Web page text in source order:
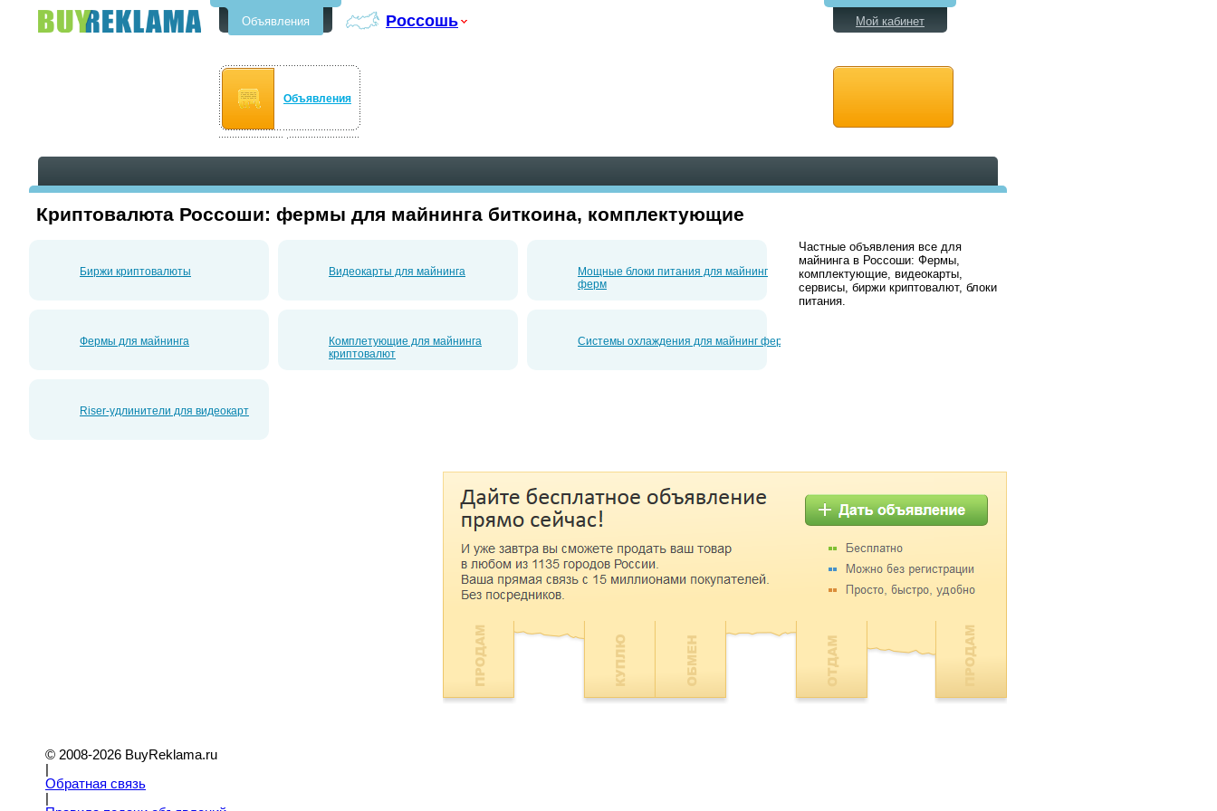
Объявления Россошь
Объявления
Мой кабинет
Криптовалюта Россоши: фермы для майнинга биткоина, комплектующие
Биржи криптовалюты Видеокарты для майнинга
Мощные блоки питания для майнинг
ферм
Фермы для майнинга
Комплетующие для майнинга
криптовалют
Системы охлаждения для майнинг ферм
Riser-удлинители для видеокарт
Частные объявления все для
майнинга в Россоши: Фермы,
комплектующие, видеокарты,
сервисы, биржи криптовалют, блоки
питания.
© 2008-2026 BuyReklama.ru
Обратная связь